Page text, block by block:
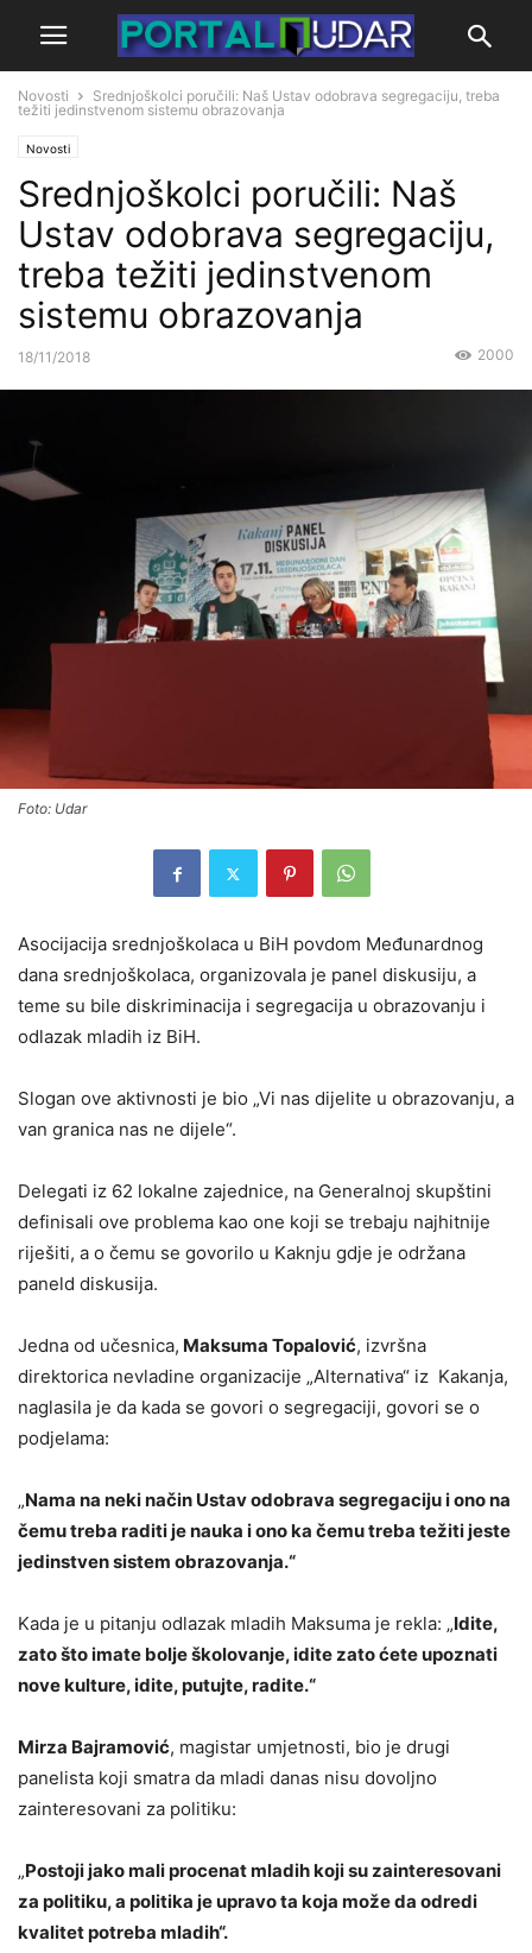
Novosti
Srednjoškolci poručili: Naš Ustav odobrava segregaciju, treba
težiti jedinstvenom sistemu obrazovanja
Novosti
Srednjoškolci poručili: Naš
Ustav odobrava segregaciju,
treba težiti jedinstvenom
sistemu obrazovanja
18/11/2018 2000
Foto: Udar
Asocijacija srednjoškolaca u BiH povdom Međunardnog
dana srednjoškolaca, organizovala je panel diskusiju, a
teme su bile diskriminacija i segregacija u obrazovanju i
odlazak mladih iz BiH.
Slogan ove aktivnosti je bio „Vi nas dijelite u obrazovanju, a
van granica nas ne dijele“.
Delegati iz 62 lokalne zajednice, na Generalnoj skupštini
definisali ove problema kao one koji se trebaju najhitnije
riješiti, a o čemu se govorilo u Kaknju gdje je održana
paneld diskusija.
Jedna od učesnica, Maksuma Topalović, izvršna
direktorica nevladine organizacije „Alternativa“ iz Kakanja,
naglasila je da kada se govori o segregaciji, govori se o
podjelama:
„Nama na neki način Ustav odobrava segregaciju i ono na
čemu treba raditi je nauka i ono ka čemu treba težiti jeste
jedinstven sistem obrazovanja.“
Kada je u pitanju odlazak mladih Maksuma je rekla: „Idite,
zato što imate bolje školovanje, idite zato ćete upoznati
nove kulture, idite, putujte, radite.“
Mirza Bajramović, magistar umjetnosti, bio je drugi
panelista koji smatra da mladi danas nisu dovoljno
zainteresovani za politiku:
„Postoji jako mali procenat mladih koji su zainteresovani
za politiku, a politika je upravo ta koja može da odredi
kvalitet potreba mladih“.